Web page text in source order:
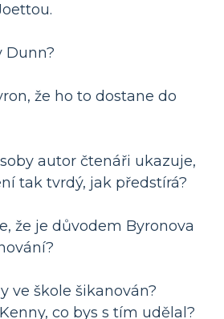
Dunn?
že ho to dostane do
autor čtenáři ukazuje,
tak tvrdý, jak předstírá?
že je důvodem Byronova
ve škole šikanován?
co bys s tím udělal?